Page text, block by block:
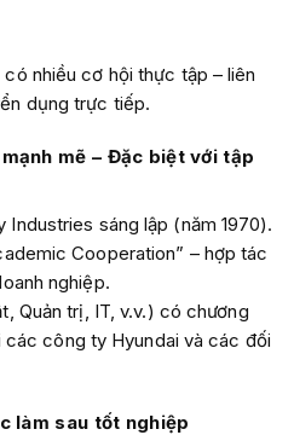
nhiều cơ hội thực tập – liên
dụng trực tiếp.
mẽ – Đặc biệt với tập
Industries sáng lập (năm 1970).
Cooperation” – hợp tác
nghiệp.
Quản trị, IT, v.v.) có chương
công ty Hyundai và các đối
làm sau tốt nghiệp